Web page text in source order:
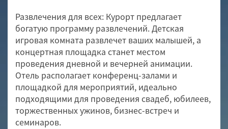
Развлечения для всех: Курорт предлагает
богатую программу развлечений. Детская
игровая комната развлечет ваших малышей, а
концертная площадка станет местом
проведения дневной и вечерней анимации.
Отель располагает конференц-залами и
площадкой для мероприятий, идеально
подходящими для проведения свадеб, юбилеев,
торжественных ужинов, бизнес-встреч и
семинаров.